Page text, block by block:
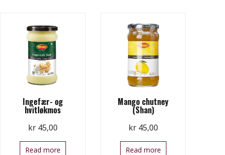
Ingefær- og
hvitløkmos
kr45,00
Read more
Mango chutney
(Shan)
kr45,00
Read more